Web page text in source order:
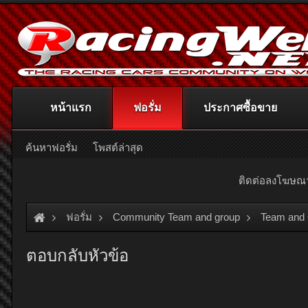
ติดต่อลงโฆษ
ฟอรั่ม Community Team and group Team and
ตอบกลับหัวข้อ
หน้าแรก ฟอรั่ม
ค้นหาฟอรั่ม โพสต์ล่าสุด
ประกาศซื้อขาย